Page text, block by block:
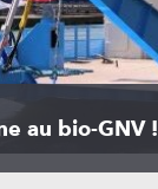
au bio-GNV !